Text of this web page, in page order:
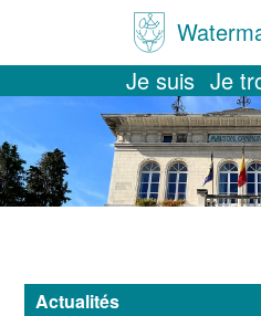
Je suis Je
Actualités